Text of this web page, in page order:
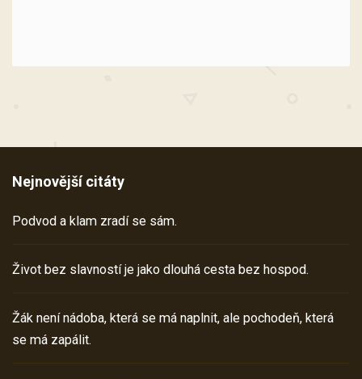
Nejnovější citáty
Podvod a klam zradí se sám.
Život bez slavností je jako dlouhá cesta bez hospod.
Žák není nádoba, která se má naplnit, ale pochodeň, která
se má zapálit.